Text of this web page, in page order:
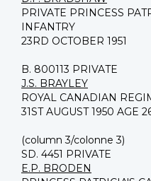
PRIVATE PRINCESS
INFANTRY
23RD OCTOBER 1951
B. 800113 PRIVATE
J.S. BRAYLEY
ROYAL CANADIAN
31ST AUGUST 1950 AGE
(column 3/colonne 3)
SD. 4451 PRIVATE
E.P. BRODEN